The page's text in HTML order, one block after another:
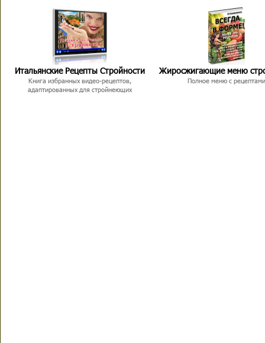
Итальянские Рецепты Стройности
Книга избранных видео-рецептов,
адаптированных для стройнеющих
Жиросжигающие меню
Полное меню с рецептами